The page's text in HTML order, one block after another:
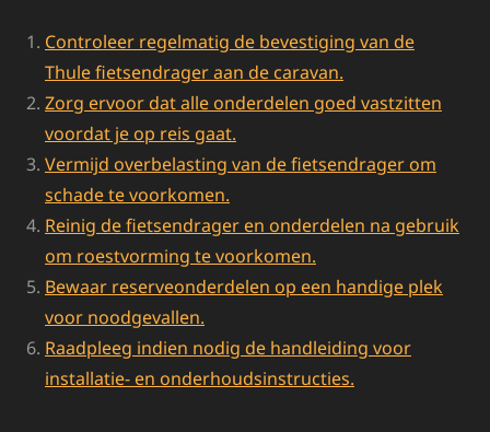
Controleer regelmatig de bevestiging van de
Thule fietsendrager aan de caravan.
Zorg ervoor dat alle onderdelen goed vastzitten
voordat je op reis gaat.
Vermijd overbelasting van de fietsendrager om
schade te voorkomen.
Reinig de fietsendrager en onderdelen na gebruik
om roestvorming te voorkomen.
Bewaar reserveonderdelen op een handige plek
voor noodgevallen.
Raadpleeg indien nodig de handleiding voor
installatie- en onderhoudsinstructies.